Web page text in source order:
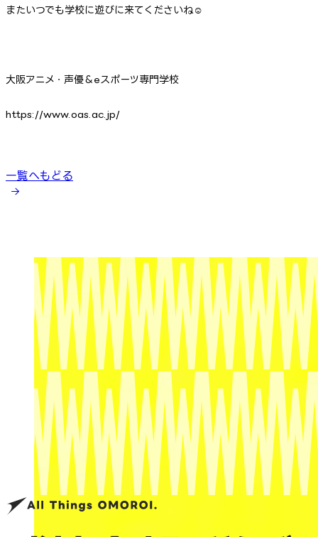
またいつでも学校に遊びに来てくださいね☺
大阪アニメ・声優＆eスポーツ専門学校
https://www.oas.ac.jp/
一覧へもどる